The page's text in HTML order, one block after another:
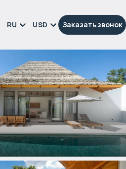
RU USD Заказать звонок